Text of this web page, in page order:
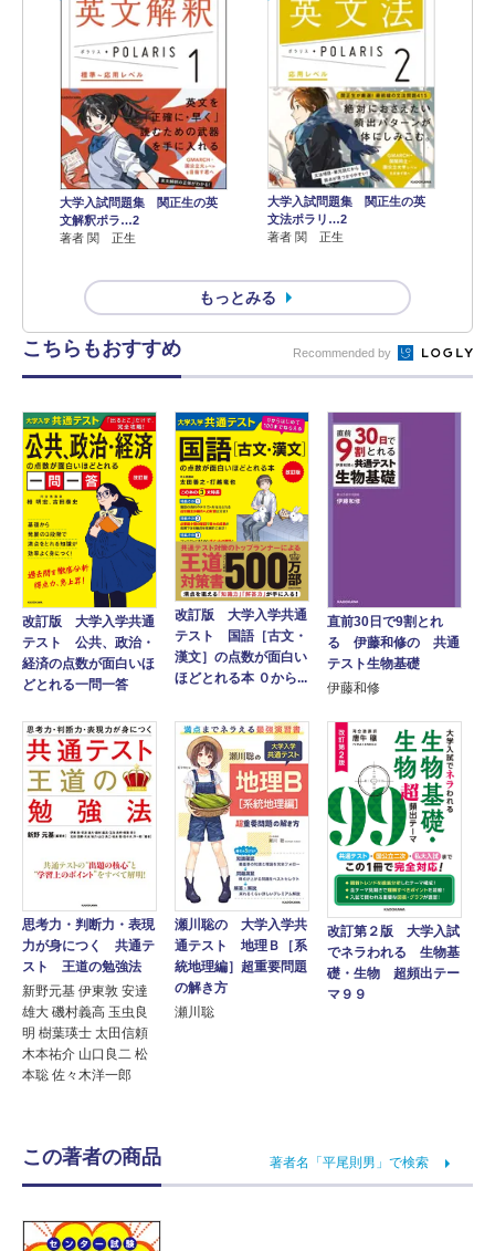
大学入試問題集 関正生の英
文解釈ポラ…2
著者 関 正生
大学入試問題集 関正生の英
文法ポラリ…2
著者 関 正生
もっとみる
こちらもおすすめ Recommended by
改訂版 大学入学共通
テスト 公共、政治・
経済の点数が面白いほ
どとれる一問一答
改訂版 大学入学共通
テスト 国語［古文・
漢文］の点数が面白い
ほどとれる本 ０から...
直前30日で9割とれ
る 伊藤和修の 共通
テスト生物基礎
伊藤和修
思考力・判断力・表現
力が身につく 共通テ
スト 王道の勉強法
新野元基 伊東敦 安達
雄大 磯村義高 玉虫良
明 樹葉瑛士 太田信頼
木本祐介 山口良二 松
本聡 佐々木洋一郎
瀬川聡の 大学入学共
通テスト 地理Ｂ［系
統地理編］超重要問題
の解き方
瀬川聡
改訂第２版 大学入試
でネラわれる 生物基
礎・生物 超頻出テー
マ９９
この著者の商品 著者名「平尾則男」で検索